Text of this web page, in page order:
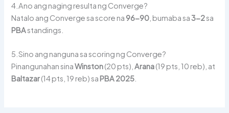
4.Ano ang naging resulta ng Converge?
Natalo ang Converge sa score na 96-90 , bumaba sa3-2sa
PBAstandings.
5.Sino ang nanguna sa scoring ng Converge?
Pinangunahan sinaWinston(20 pts),Arana(19 pts, 10 reb), at
Baltazar(14 pts, 19 reb) sa PBA 2025